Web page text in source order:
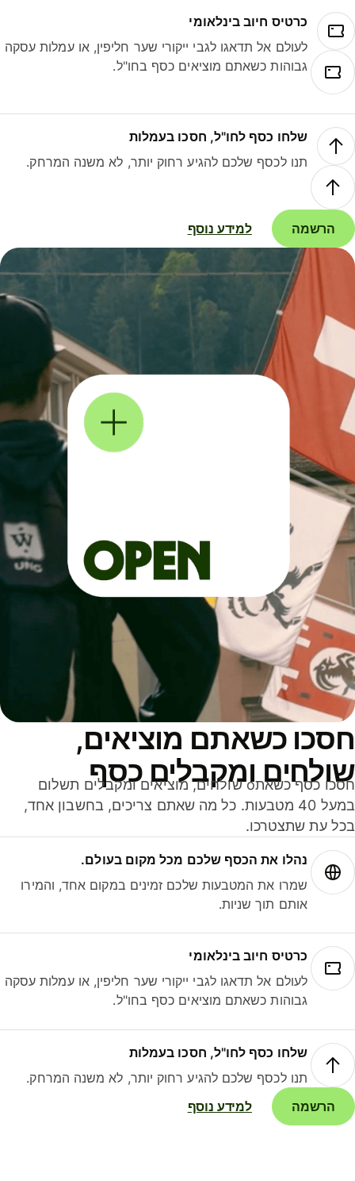
כרטיס חיוב בינלאומי
לעולם אל תדאגו לגבי ייקורי שער חליפין, או עמלות עסקה
גבוהות כשאתם מוציאים כסף בחו"ל.
שלחו כסף לחו"ל, חסכו בעמלות
תנו לכסף שלכם להגיע רחוק יותר, לא משנה המרחק.
הרשמה למידע נוסף
כשאתם מוציאים,
ומקבלים כסף
חסכו כסף כשאתo שולחים, מוציאים ומקבלים תשלום
במעל 40 מטבעות. כל מה שאתם צריכים, בחשבון אחד,
עת שתצטרכו.
נהלו את הכסף שלכם מכל מקום בעולם.
שמרו את המטבעות שלכם זמינים במקום אחד, והמירו
אותם תוך שניות.
כרטיס חיוב בינלאומי
לעולם אל תדאגו לגבי ייקורי שער חליפין, או עמלות עסקה
גבוהות כשאתם מוציאים כסף בחו"ל.
שלחו כסף לחו"ל, חסכו בעמלות
תנו לכסף שלכם להגיע רחוק יותר, לא משנה המרחק.
הרשמה
למידע נוסף